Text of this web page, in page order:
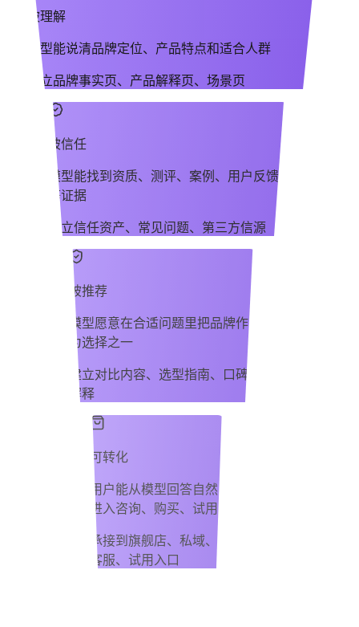
被理解
模型能说清品牌定位、产品特点和适合人群
建立品牌事实页、产品解释页、场景页
被信任
模型能找到资质、测评、案例、用户反馈
等证据
建立信任资产、常见问题、第三方信源
被推荐
模型愿意在合适问题里把品牌作
为选择之一
建立对比内容、选型指南、口碑
解释
可转化
用户能从模型回答自然
进入咨询、购买、试用
承接到旗舰店、私域、
客服、试用入口